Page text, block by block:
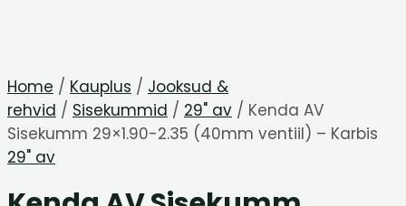
Home / Kauplus / Jooksud &
rehvid / Sisekummid / 29" av / Kenda AV
Sisekumm 29×1.90-2.35 (40mm ventiil) – Karbis
29" av